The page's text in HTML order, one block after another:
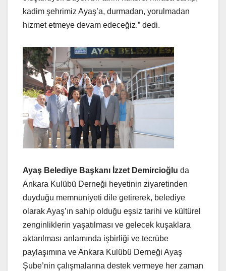
kadim şehrimiz Ayaş’a, durmadan, yorulmadan
hizmet etmeye devam edeceğiz.” dedi.
Ayaş Belediye Başkanı İzzet Demircioğlu da
Ankara Kulübü Derneği heyetinin ziyaretinden
duyduğu memnuniyeti dile getirerek, belediye
olarak Ayaş’ın sahip olduğu eşsiz tarihi ve kültürel
zenginliklerin yaşatılması ve gelecek kuşaklara
aktarılması anlamında işbirliği ve tecrübe
paylaşımına ve Ankara Kulübü Derneği Ayaş
Şube’nin çalışmalarına destek vermeye her zaman